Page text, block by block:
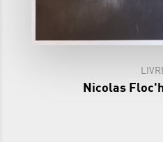
Nicolas